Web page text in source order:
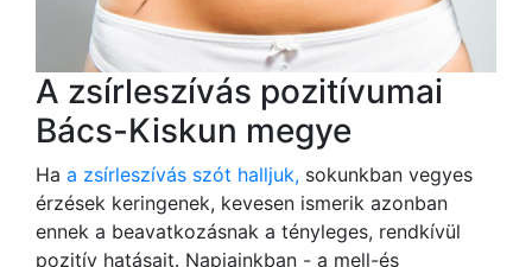
A zsírleszívás pozitívumai
Bács-Kiskun megye
Ha a zsírleszívás szót halljuk, sokunkban vegyes
érzések keringenek, kevesen ismerik azonban
ennek a beavatkozásnak a tényleges, rendkívül
pozitív hatásait. Napjainkban - a mell-és